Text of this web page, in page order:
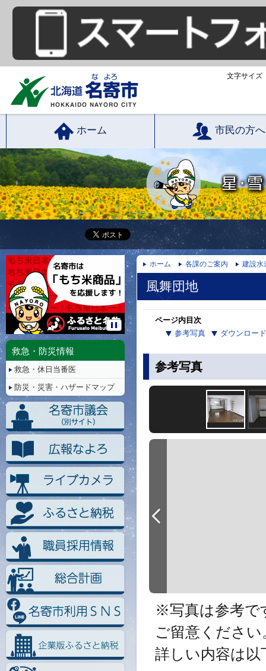
文字サイズ
ホーム 市民の方へ
ホーム 各課のご案内 建設水
風舞団地
ページ内目次
参考写真
ダウンロード
参考写真
※写真は参考で
ご留意ください
詳しい内容は
停
救急・防災情報
救急・休日当番医
防災・災害・ハザードマップ